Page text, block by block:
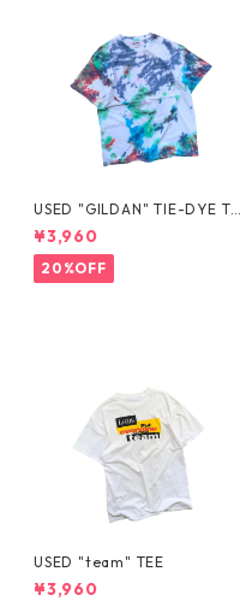
USED "GILDAN" TIE-DYE TE
E
¥3,960
20%OFF
USED "team" TEE
¥3,960